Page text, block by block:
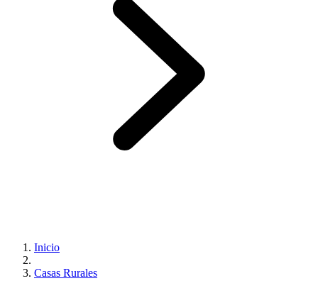
Inicio
Casas Rurales